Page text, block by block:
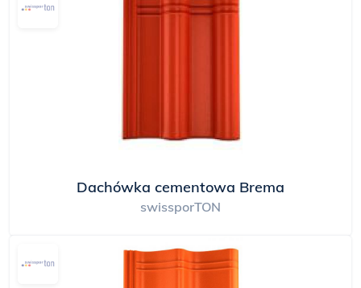
Dachówka cementowa Brema
swissporTON